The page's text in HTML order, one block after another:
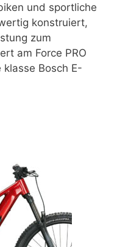
und sportliche
konstruiert,
zum
am Force PRO
Bosch E-